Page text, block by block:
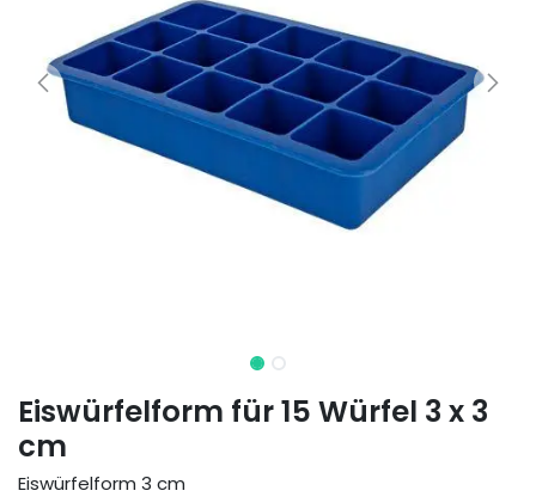
Eiswürfelform für 15 Würfel 3 x 3
cm
Eiswürfelform 3 cm